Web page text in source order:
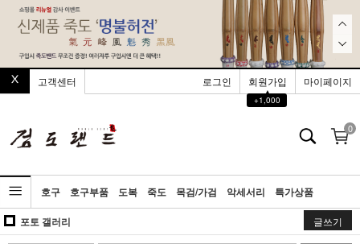
고객센터 로그인
회원가입
▲
+1,000
마이페이지
0
호구 호구부품 도복 죽도 목검/가검 악세서리 특가상품
포토 갤러리 글쓰기